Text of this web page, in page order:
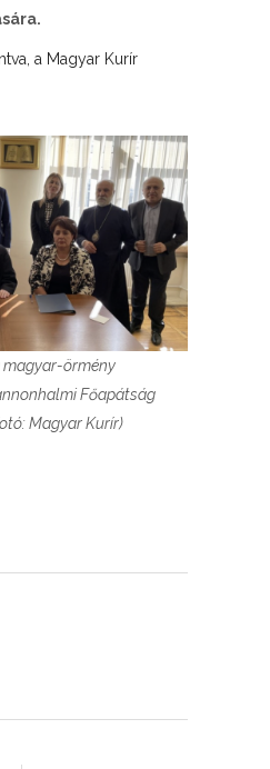
a Magyar Kurír
magyar-örmény
Főapátság
Magyar Kurír)